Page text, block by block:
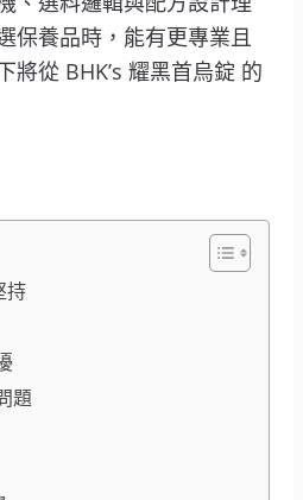
保養品時，能有更專業且
將從 BHK’s 耀黑首烏錠 的
持
題